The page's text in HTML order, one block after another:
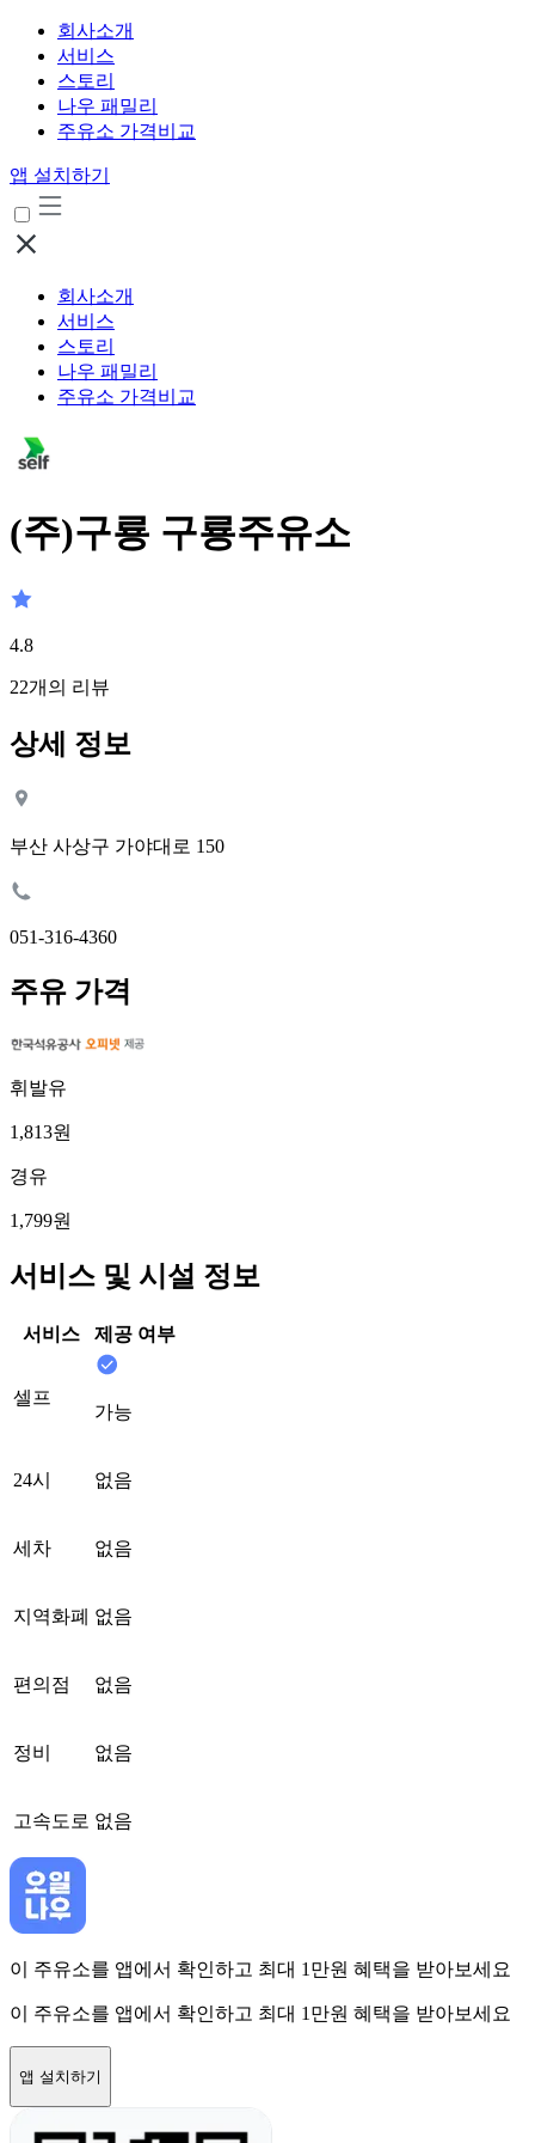
회사소개
서비스
스토리
나우 패밀리
주유소 가격비교
앱 설치하기
회사소개
서비스
스토리
나우 패밀리
주유소 가격비교
(주)구룡 구룡주유소
4.8
22개의 리뷰
상세 정보
부산 사상구 가야대로 150
051-316-4360
주유 가격
휘발유
1,813원
경유
1,799원
서비스 및 시설 정보
서비스 제공 여부
셀프
가능
24시 없음
세차 없음
지역화폐 없음
편의점 없음
정비 없음
고속도로 없음
이 주유소를 앱에서 확인하고 최대 1만원 혜택을 받아보세요
이 주유소를 앱에서 확인하고 최대 1만원 혜택을 받아보세요
앱 설치하기